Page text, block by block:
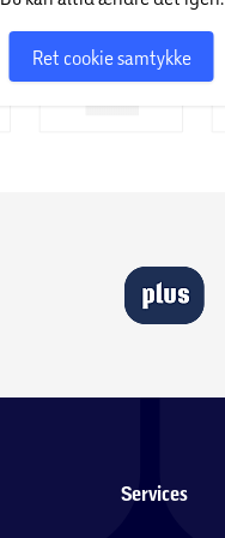
Ret cookie samtykke
Services